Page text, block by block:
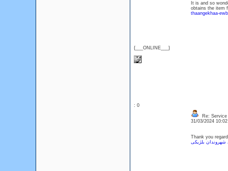
{___ONLINE___}
It is and so
obtains the
thaangekhaa-
: 0
Re: Service
31/03/2024
Thank you
شهروندان بلژیکی